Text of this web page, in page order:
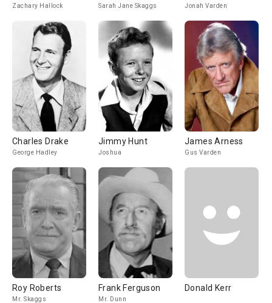
Zachary Hallock Sarah Jane Skaggs Jonah Varden
Charles Drake
George Hadley
Jimmy Hunt
Joshua
James Arness
Gus Varden
Roy Roberts
Mr. Skaggs
Frank Ferguson
Mr. Dunn
Donald Kerr